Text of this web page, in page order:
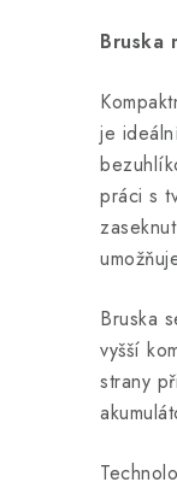
Bruska
je
práci s
Bruska
vyšší
strany